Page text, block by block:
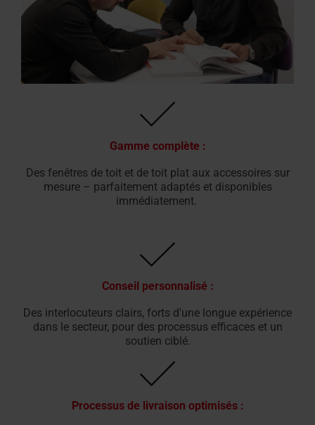
Gamme complète :
Des fenêtres de toit et de toit plat aux accessoires sur
mesure – parfaitement adaptés et disponibles
immédiatement.
Conseil personnalisé :
Des interlocuteurs clairs, forts d'une longue expérience
dans le secteur, pour des processus efficaces et un
soutien ciblé.
Processus de livraison optimisés :